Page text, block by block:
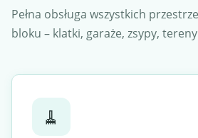
Pełna obsługa wszystkich
bloku – klatki, garaże, zsypy,
🧹